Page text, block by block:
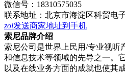
微信号： 18310575035
联系地址： 北京市海淀区科贸电
zol发送商家地址到手机
索尼品牌介绍
索尼公司是世界上民用/专业视听
和信息技术等领域的先导之一。
以及在线业务方面的成就也使其